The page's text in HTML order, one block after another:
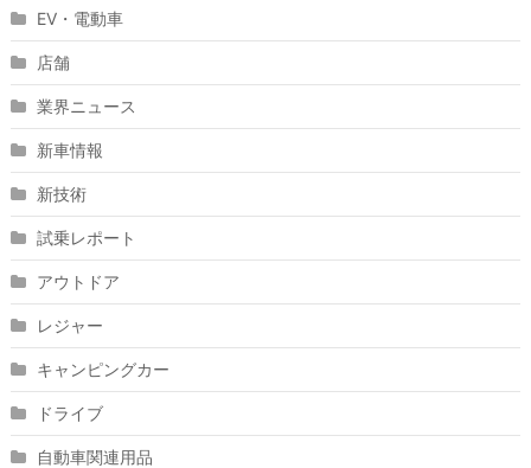
EV・電動車
店舗
業界ニュース
新車情報
新技術
試乗レポート
アウトドア
レジャー
キャンピングカー
ドライブ
自動車関連用品